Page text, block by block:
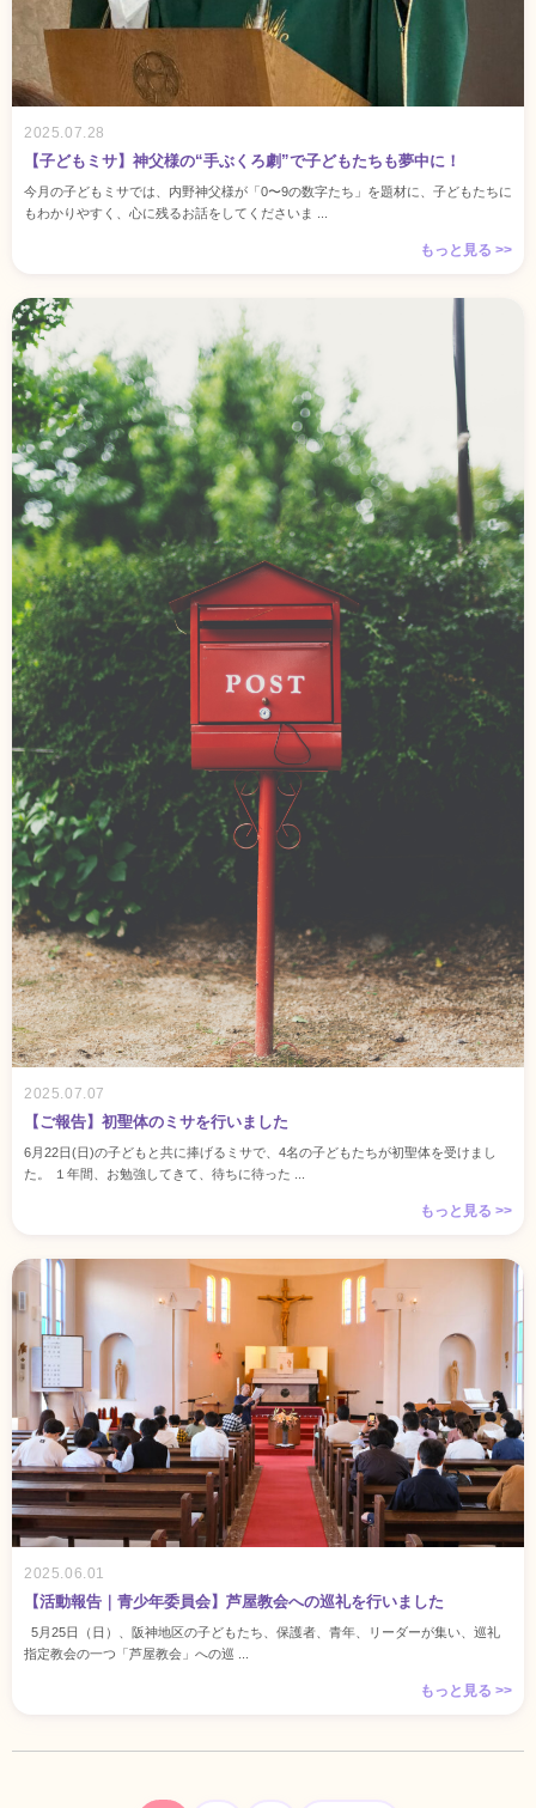
2025.07.28
【子どもミサ】神父様の“手ぶくろ劇”で子どもたちも夢中に！
今月の子どもミサでは、内野神父様が「0〜9の数字たち」を題材に、子どもたちに
もわかりやすく、心に残るお話をしてくださいま ...
もっと見る >>
2025.07.07
【ご報告】初聖体のミサを行いました
6月22日(日)の子どもと共に捧げるミサで、4名の子どもたちが初聖体を受けまし
た。 １年間、お勉強してきて、待ちに待った ...
もっと見る >>
2025.06.01
【活動報告｜青少年委員会】芦屋教会への巡礼を行いました
5月25日（日）、阪神地区の子どもたち、保護者、青年、リーダーが集い、巡礼
指定教会の一つ「芦屋教会」への巡 ...
もっと見る >>